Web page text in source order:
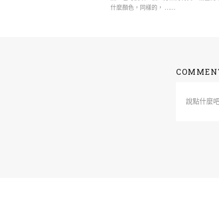
什麼顏色，同樣的， ……
說點什麼吧